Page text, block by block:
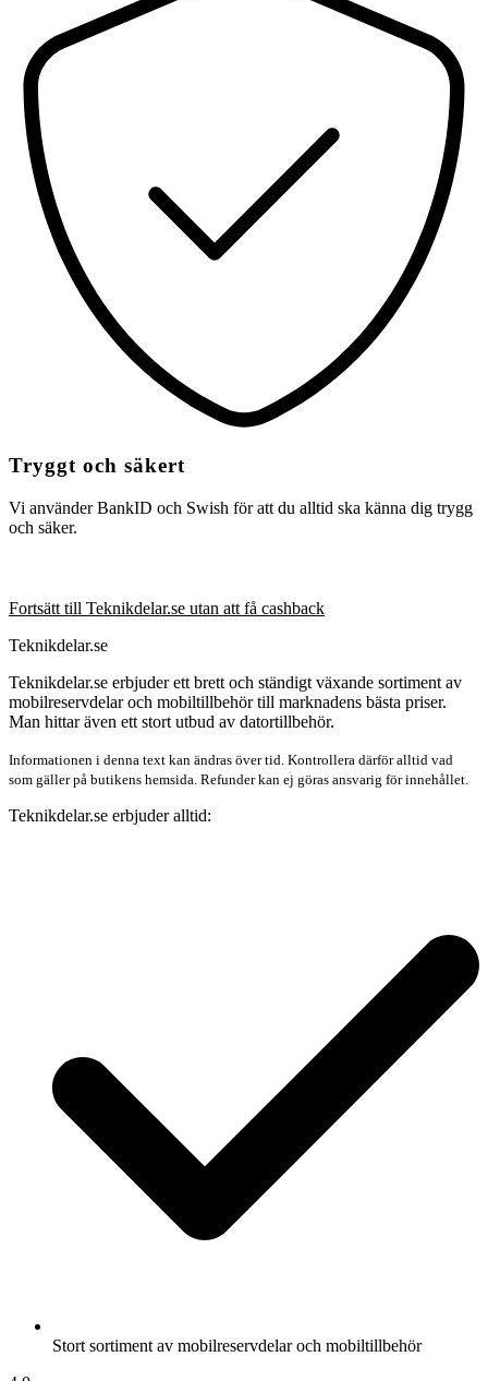
Tryggt och säkert
Vi använder BankID och Swish för att du alltid ska känna dig trygg
och säker.
Fortsätt till Teknikdelar.se utan att få cashback
Teknikdelar.se
Teknikdelar.se erbjuder ett brett och ständigt växande sortiment av
mobilreservdelar och mobiltillbehör till marknadens bästa priser.
Man hittar även ett stort utbud av datortillbehör.
Informationen i denna text kan ändras över tid. Kontrollera därför alltid vad
som gäller på butikens hemsida. Refunder kan ej göras ansvarig för innehållet.
Teknikdelar.se erbjuder alltid:
Stort sortiment av mobilreservdelar och mobiltillbehör